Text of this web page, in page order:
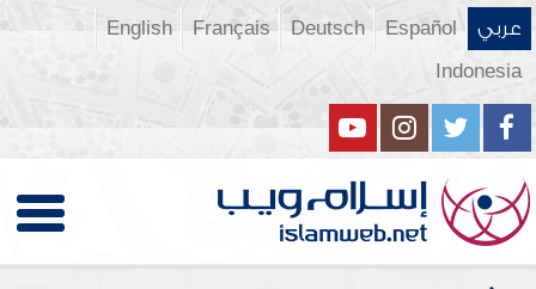
عربي Español
Deutsch
Français
English
Indonesia